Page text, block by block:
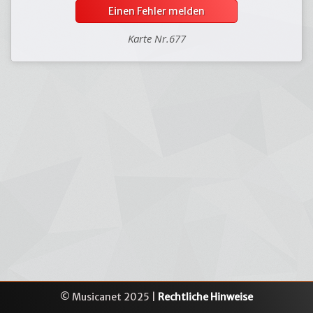
Einen Fehler melden
Karte Nr.677
© Musicanet 2025 | Rechtliche Hinweise